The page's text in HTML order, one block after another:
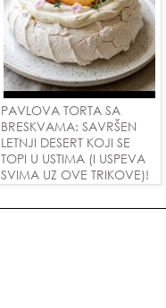
PAVLOVA TORTA SA
BRESKVAMA: SAVRŠEN
LETNJI DESERT KOJI SE
TOPI U USTIMA (I USPEVA
SVIMA UZ OVE TRIKOVE)!